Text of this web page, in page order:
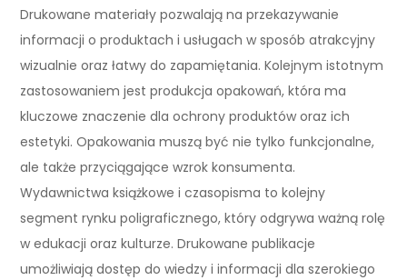
Drukowane materiały pozwalają na przekazywanie
informacji o produktach i usługach w sposób atrakcyjny
wizualnie oraz łatwy do zapamiętania. Kolejnym istotnym
zastosowaniem jest produkcja opakowań, która ma
kluczowe znaczenie dla ochrony produktów oraz ich
estetyki. Opakowania muszą być nie tylko funkcjonalne,
ale także przyciągające wzrok konsumenta.
Wydawnictwa książkowe i czasopisma to kolejny
segment rynku poligraficznego, który odgrywa ważną rolę
w edukacji oraz kulturze. Drukowane publikacje
umożliwiają dostęp do wiedzy i informacji dla szerokiego